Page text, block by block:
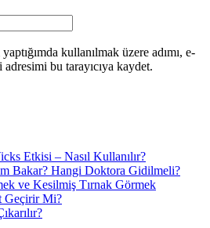
kullanılmak üzere adımı, e-
bu tarayıcıya kaydet.
Etkisi – Nasıl Kullanılır?
Bakar? Hangi Doktora Gidilmeli?
ve Kesilmiş Tırnak Görmek
Geçirir Mi?